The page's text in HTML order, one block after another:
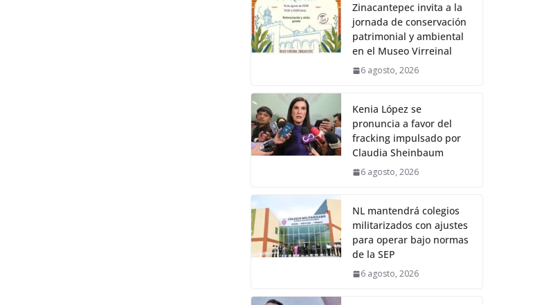
Zinacantepec invita a la
jornada de conservación
patrimonial y ambiental
en el Museo Virreinal
6 agosto, 2026
Kenia López se
pronuncia a favor del
fracking impulsado por
Claudia Sheinbaum
6 agosto, 2026
NL mantendrá colegios
militarizados con ajustes
para operar bajo normas
de la SEP
6 agosto, 2026